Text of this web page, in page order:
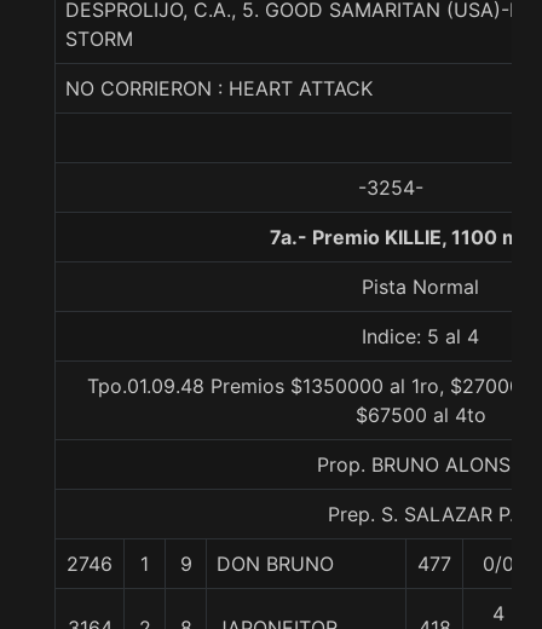
DESPROLIJO, C.A., 5. GOOD SAMARITAN (USA)-
STORM
NO CORRIERON : HEART ATTACK
-3254-
7a.- Premio KILLIE, 1100
Pista Normal
Indice: 5 al 4
Tpo.01.09.48 Premios $1350000 al 1ro,
$67500 al 4to
Prop. BRUNO ALONSO
Prep. S. SALAZAR P.
2746 1 9 DON BRUNO 477 0/0
4